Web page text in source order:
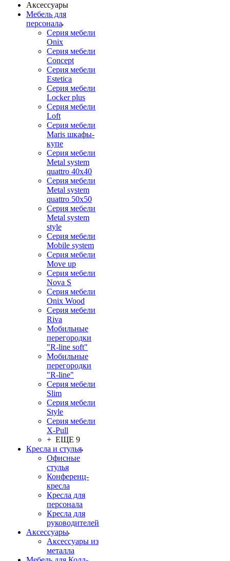
Аксессуары
Мебель для
персонала
Серия мебели
Onix
Серия мебели
Concept
Серия мебели
Estetica
Серия мебели
Locker plus
Серия мебели
Loft
Серия мебели
Maris шкафы-
купе
Серия мебели
Metal system
quattro 40x40
Серия мебели
Metal system
quattro 50x50
Серия мебели
Metal system
style
Серия мебели
Mobile system
Серия мебели
Move up
Серия мебели
Nova S
Серия мебели
Onix Wood
Серия мебели
Riva
Мобильные
перегородки
"R-line soft"
Мобильные
перегородки
"R-line"
Серия мебели
Slim
Серия мебели
Style
Серия мебели
X-Pull
+ ЕЩЕ 9
Кресла и стулья
Офисные
стулья
Конференц-
кресла
Кресла для
персонала
Кресла для
руководителей
Аксессуары
Аксессуары из
металла